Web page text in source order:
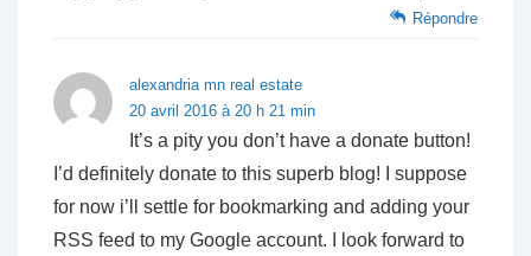
Répondre
alexandria mn real estate
20 avril 2016 à 20 h 21 min
It’s a pity you don’t have a donate button!
I’d definitely donate to this superb blog! I suppose
for now i’ll settle for bookmarking and adding your
RSS feed to my Google account. I look forward to